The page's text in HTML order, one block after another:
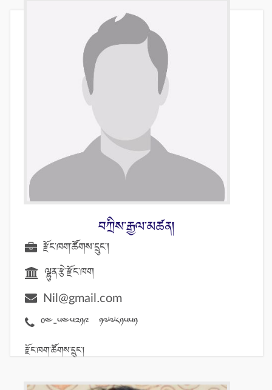
བཀྲིས་རྒྱལ་མཚན།
རྫོང་ཁག་ཚོགས་དྲུང་།
ལྷུན་རྩེ་རྫོང་ཁག
Nil@gmail.com
04-545219 17781551
རྫོང་ཁག་ཚོགས་དྲུང་།